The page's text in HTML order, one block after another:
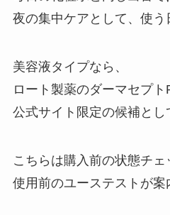
夜の集中ケアとして、使う
美容液タイプなら、
ロート製薬のダーマセプト
公式サイト限定の候補とし
こちらは購入前の状態チェ
使用前のユーステストが案